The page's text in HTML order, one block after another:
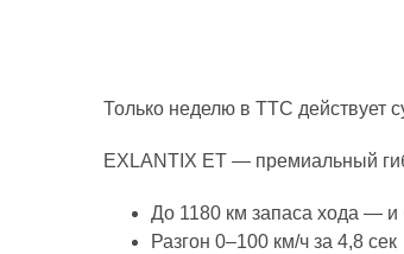
Только неделю в ТТС действует
EXLANTIX ET — премиальный
До 1180 км запаса хода — и
Разгон 0–100 км/ч за 4,8 сек